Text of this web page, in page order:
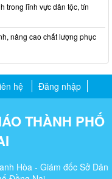
trong lĩnh vực dân tộc, tín
nâng cao chất lượng phục
hệ Đăng nhập
THÀNH PHỐ
Hòa - Giám đốc Sở Dân